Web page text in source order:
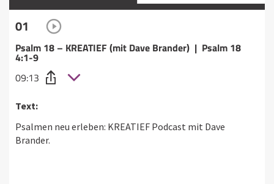
01
Psalm 18 – KREATIEF (mit Dave Brander) | Psalm 18
4:1-9
09:13
Text:
Psalmen neu erleben: KREATIEF Podcast mit Dave
Brander.